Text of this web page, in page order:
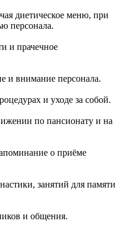
диетическое меню, при
персонала.
и прачечное
и внимание персонала.
и уходе за собой.
по пансионату и на
о приёме
занятий для памяти
и общения.